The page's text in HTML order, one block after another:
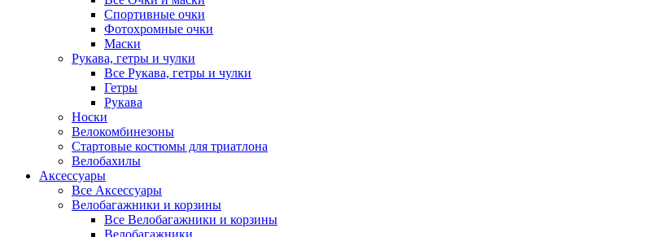
Спортивные очки
Фотохромные очки
Маски
Рукава, гетры и чулки
Все Рукава, гетры и чулки
Гетры
Рукава
Носки
Велокомбинезоны
Стартовые костюмы для триатлона
Велобахилы
Аксессуары
Все Аксессуары
Велобагажники и корзины
Все Велобагажники и корзины
Велобагажники